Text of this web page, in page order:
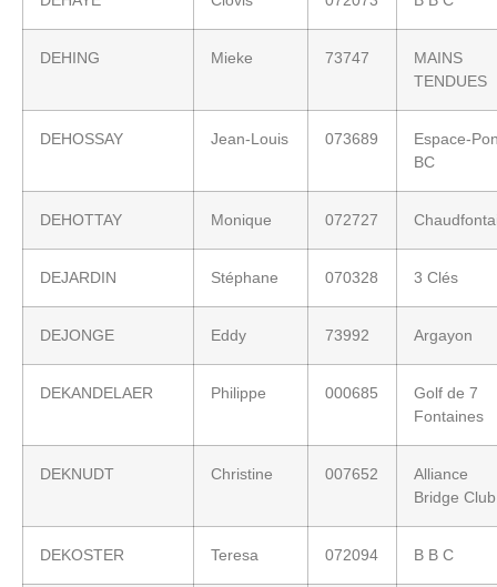
DEHING Mieke 73747
MAINS
TENDUES
DEHOSSAY Jean-Louis 073689
Espace-
BC
DEHOTTAY Monique 072727
DEJARDIN Stéphane 070328 3 Clés
DEJONGE Eddy 73992 Argayon
DEKANDELAER Philippe 000685
Golf de 7
Fontaines
DEKNUDT Christine 007652
Alliance
Bridge Club
DEKOSTER Teresa 072094 B B C